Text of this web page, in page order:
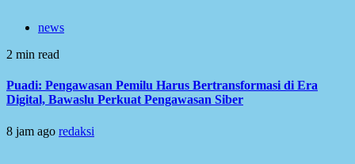
news
2 min read
Puadi: Pengawasan Pemilu Harus Bertransformasi di Era
Digital, Bawaslu Perkuat Pengawasan Siber
8 jam ago redaksi